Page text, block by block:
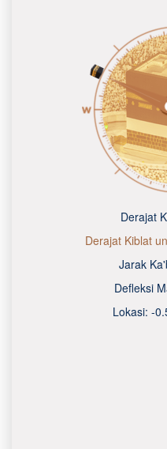
Derajat
Derajat Kiblat
Jarak
Defleksi
Lokasi: -